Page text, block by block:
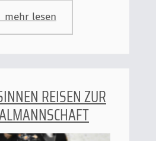
mehr lesen
REISEN ZUR